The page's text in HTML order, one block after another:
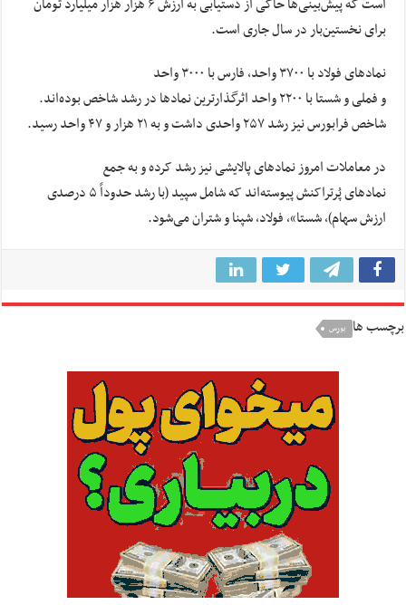
برای نخستین‌بار در سال جاری است.
نمادهای فولاد با ۳۷۰۰ واحد، فارس با ۳۰۰۰ واحد
و فملی و شستا با
واحد اثرگذارترین نمادها در رشد شاخص بوده‌اند.
شاخص فرابورس نیز رشد ۲۵۷ واحدی داشت و به ۲۱ هزار و ۴۷ واحد رسید.
در معاملات امروز نمادهای پالایشی نیز رشد کرده و به جمع
نمادهای پُرتراکنش پیوسته‌اند که شامل سپید (با رشد حدوداً ۵ درصدی
ارزش سهام)، شستا»، فولاد، شپنا و شتران می‌شود.
برچسب ها بورس